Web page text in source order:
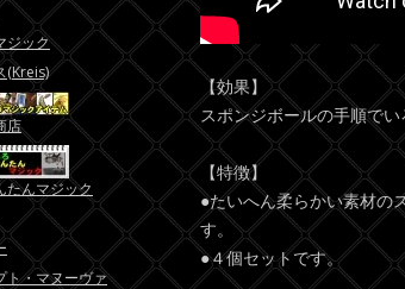
【効果】
スポンジボールの手順で
【特徴】
●たいへん柔らかい素材の
す。
●４個セットです。
ジック
(Kreis)
店
たんマジック
ト・マヌーヴァ